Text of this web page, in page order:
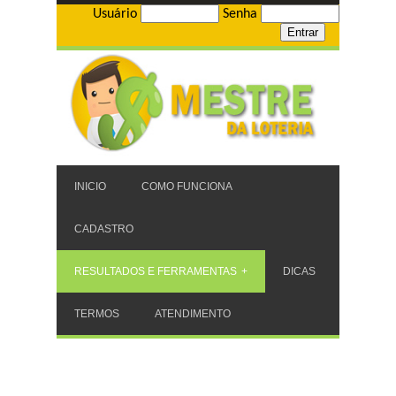
Usuário Senha
INICIO COMO FUNCIONA
CADASTRO
RESULTADOS E FERRAMENTAS DICAS
TERMOS ATENDIMENTO